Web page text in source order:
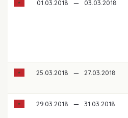
01.03.2018 — 03.03.2018
25.03.2018 — 27.03.2018
29.03.2018 — 31.03.2018